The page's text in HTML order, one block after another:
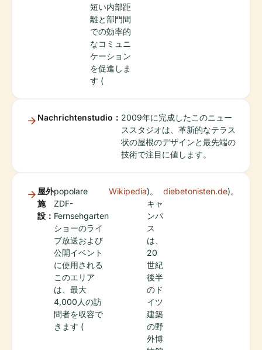
短い内部距
離と部門間
での効率的
なコミュニ
ケーション
を促進しま
す (
Nachrichtenstudio： 2009年に完成したこのニュー
ススタジオは、革新的なテラス
状の屋根のデザインと最先端の
技術で注目に値します。
屋外
施
設：
popolare
ZDF-
Fernsehgarten
ショーのライ
ブ放送および
公開イベント
に使用される
このエリア
は、最大
4,000人の訪
問者を収容で
きます (
Wikipedia)。
キャ
ンパ
ス
は、
20
世紀
後半
のド
イツ
建築
の野
外博
diebetonisten.de)。